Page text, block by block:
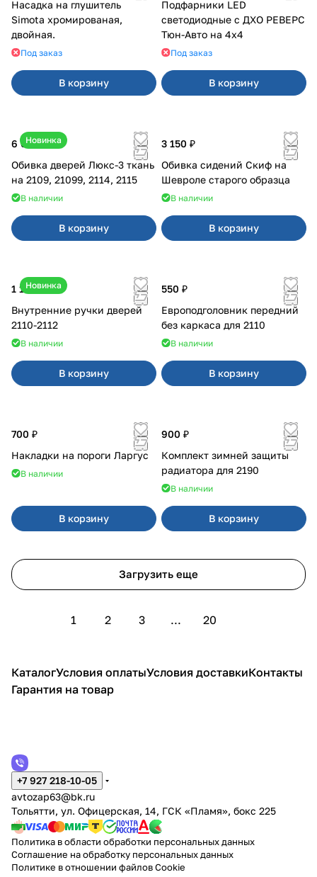
Насадка на глушитель
Simota хромированая,
двойная.
Под заказ
В корзину
Подфарники LED
светодиодные с ДХО РЕВЕРС
Тюн-Авто на 4x4
Под заказ
В корзину
Новинка
6 000 ₽
Обивка дверей Люкс-3 ткань
на 2109, 21099, 2114, 2115
В наличии
В корзину
3 150 ₽
Обивка сидений Скиф на
Шевроле старого образца
В наличии
В корзину
Новинка
1 170 ₽
Внутренние ручки дверей
2110-2112
В наличии
В корзину
550 ₽
Европодголовник передний
без каркаса для 2110
В наличии
В корзину
700 ₽
Накладки на пороги Ларгус
В наличии
В корзину
900 ₽
Комплект зимней защиты
радиатора для 2190
В наличии
В корзину
Загрузить еще
1 2 3 ... 20
КаталогУсловия оплатыУсловия доставкиКонтакты
Гарантия на товар
+7 927 218-10-05
avtozap63@bk.ru
Тольятти, ул. Офицерская, 14, ГСК «Пламя», бокс 225
Политика в области обработки персональных данных
Соглашение на обработку персональных данных
Политике в отношении файлов Cookie